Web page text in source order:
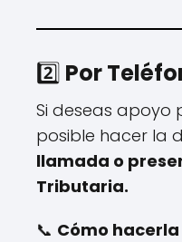
2️⃣ Por
Si deseas apoyo
posible hacer la
llamada o
Tributaria.
📞 Cómo